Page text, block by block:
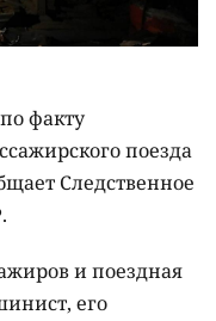
факту
поезда
Следственное
и поездная
его